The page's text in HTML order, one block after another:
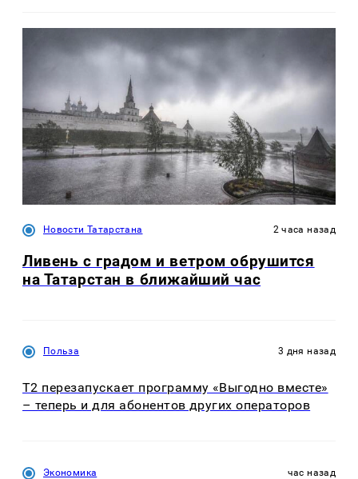
Новости Татарстана 2 часа назад
Ливень с градом и ветром обрушится
на Татарстан в ближайший час
Польза 3 дня назад
Т2 перезапускает программу «Выгодно вместе»
– теперь и для абонентов других операторов
Экономика час назад